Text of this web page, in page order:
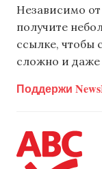
Независимо
получите
ссылке, чтобы
сложно и даже
Поддержи